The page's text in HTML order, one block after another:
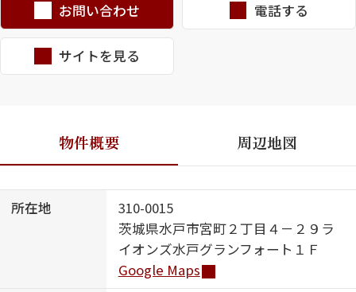
シャーメゾンとは
シャーメゾンセレクショ
ルームツアー
お問い合わせ 電話する
サイトを見る
物件概要 周辺地図
所在地
310-0015
茨城県水戸市宮町２丁目４－２９ラ
イオンズ水戸グランフォート１Ｆ
Google Maps